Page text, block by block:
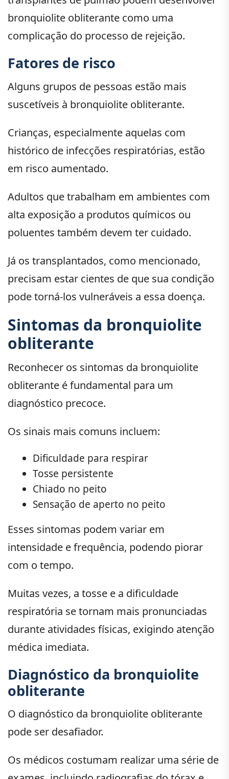
bronquiolite obliterante como uma
complicação do processo de rejeição.
Fatores de risco
Alguns grupos de pessoas estão mais
suscetíveis à bronquiolite obliterante.
Crianças, especialmente aquelas com
histórico de infecções respiratórias, estão
em risco aumentado.
Adultos que trabalham em ambientes com
alta exposição a produtos químicos ou
poluentes também devem ter cuidado.
Já os transplantados, como mencionado,
precisam estar cientes de que sua condição
pode torná-los vulneráveis a essa doença.
Sintomas da bronquiolite
obliterante
Reconhecer os sintomas da bronquiolite
obliterante é fundamental para um
diagnóstico precoce.
Os sinais mais comuns incluem:
Dificuldade para respirar
Tosse persistente
Chiado no peito
Sensação de aperto no peito
Esses sintomas podem variar em
intensidade e frequência, podendo piorar
com o tempo.
Muitas vezes, a tosse e a dificuldade
respiratória se tornam mais pronunciadas
durante atividades físicas, exigindo atenção
médica imediata.
Diagnóstico da bronquiolite
obliterante
O diagnóstico da bronquiolite obliterante
pode ser desafiador.
Os médicos costumam realizar uma série de